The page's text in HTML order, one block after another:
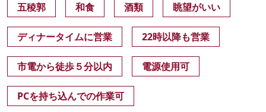
五稜郭 和食 酒類 眺望がいい
ディナータイムに営業 22時以降も営業
市電から徒歩５分以内 電源使用可
PCを持ち込んでの作業可